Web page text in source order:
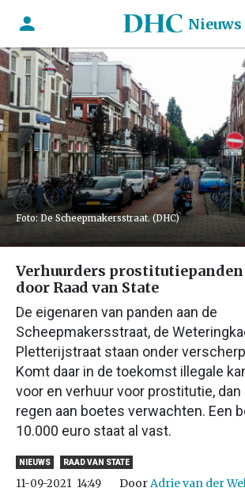
Nieuws
Foto: De Scheepmakersstraat. (DHC)
Verhuurders
door Raad van State
De eigenaren van panden aan de
Scheepmakersstraat, de
Pletterijstraat staan onder
Komt daar in de toekomst illegale
voor en verhuur voor prostitutie,
regen aan boetes verwachten. Een
10.000 euro staat al vast.
NIEUWS RAAD VAN STATE
11-09-2021 14:49 DoorAdrie van der